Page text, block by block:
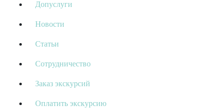
Допуслуги
Новости
Статьи
Сотрудничество
Заказ экскурсий
Оплатить экскурсию